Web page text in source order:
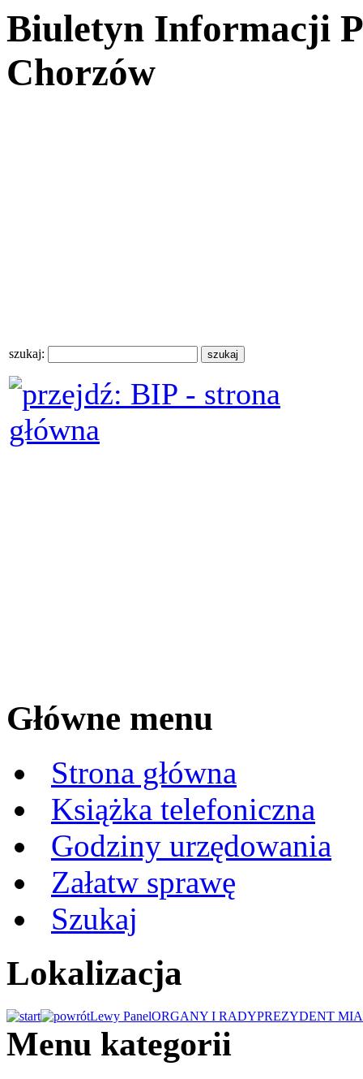
Biuletyn Informacji
Chorzów
szukaj:
Główne menu
Strona główna
Książka telefoniczna
Godziny urzędowania
Załatw sprawę
Szukaj
Lokalizacja
Lewy PanelORGANY I RADYPREZYDENT
Menu kategorii